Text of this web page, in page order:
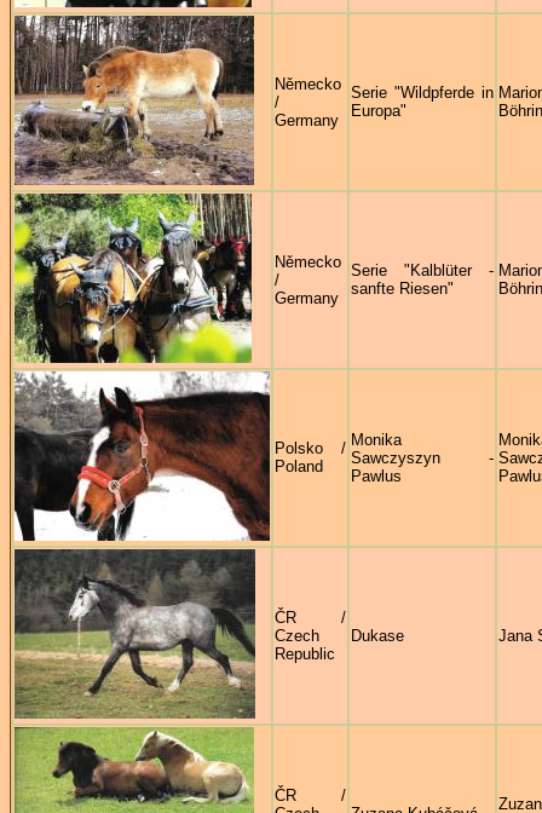
Německo
/
Germany
Serie "Wildpferde in
Europa"
Německo
/
Germany
Serie "Kalblüter -
sanfte Riesen"
Polsko /
Poland
Monika
Sawczyszyn -
Pawlus
ČR /
Czech
Republic
Dukase Jana
ČR /